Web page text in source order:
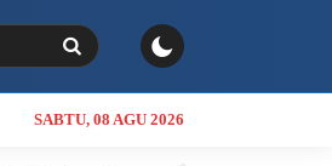
SABTU, 08 AGU 2026